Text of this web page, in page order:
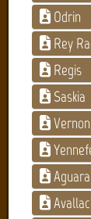
Odrin
Rey
Regis
Saskia
Aguara